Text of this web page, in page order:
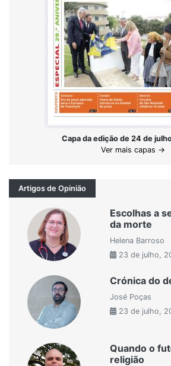
Capa da edição de 24 de
Ver mais capas →
Artigos de Opinião
Escolhas a
da morte
Helena Barroso
23 de julho,
Crónica do
José Poças
23 de julho,
Quando o
religião